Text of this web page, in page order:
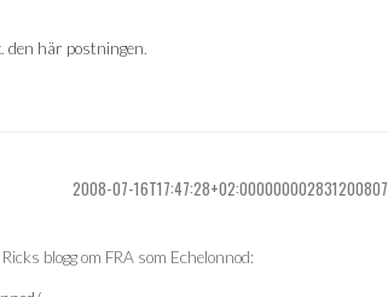
den här postningen.
2008-07-16T17:47:28+02:000000002831200807
blogg om FRA som Echelonnod: